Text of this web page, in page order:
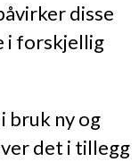
disse
i forskjellig
bruk ny og
det i tillegg